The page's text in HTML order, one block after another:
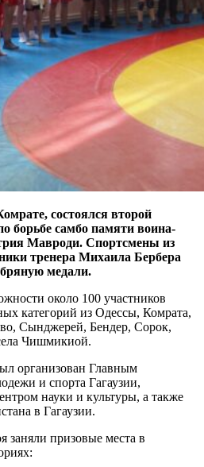
состоялся второй
борьбе самбо памяти воина-
Мавроди. Спортсмены из
тренера Михаила Бербера
медали.
около 100 участников
категорий из Одессы, Комрата,
Сынджерей, Бендер, Сорок,
Чишмикиой.
организован Главным
и спорта Гагаузии,
науки и культуры, а также
в Гагаузии.
призовые места в